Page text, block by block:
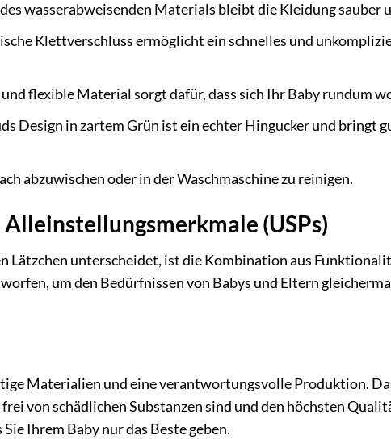
wasserabweisenden Materials bleibt die Kleidung sauber
Klettverschluss ermöglicht ein schnelles und
flexible Material sorgt dafür, dass sich Ihr Baby rundum
Design in zartem Grün ist ein echter Hingucker und bringt
abzuwischen oder in der Waschmaschine zu reinigen.
(USPs)
Lätzchen unterscheidet, ist die Kombination aus
um den Bedürfnissen von Babys und Eltern
Materialien und eine verantwortungsvolle Produktion.
von schädlichen Substanzen sind und den höchsten
Ihrem Baby nur das Beste geben.